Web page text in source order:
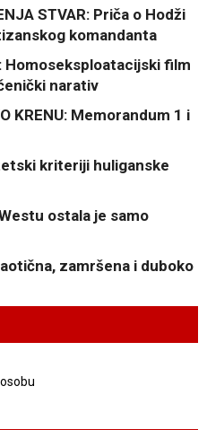
STVAR: Priča o Hodži
komandanta
Homoseksploatacijski film
narativ
KRENU: Memorandum 1 i
kriteriji huliganske
ostala je samo
zamršena i duboko